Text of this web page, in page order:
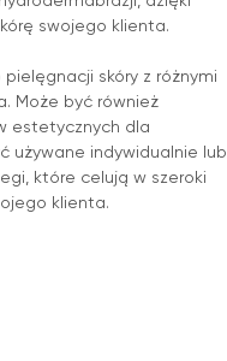
swojego klienta.
skóry z różnymi
Może być również
estetycznych dla
używane indywidualnie lub
które celują w szeroki
klienta.